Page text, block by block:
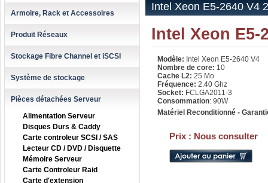
Armoire, Rack et Accessoires
Produit Réseaux
Stockage Fibre Channel et iSCSI
Système de stockage
Pièces détachées Serveur
Alimentation Serveur
Disques Durs & Caddy
Carte controleur SCSI / SAS
Lecteur CD / DVD / Disquette
Mémoire Serveur
Carte Controleur Raid
Carte d'extension
Intel Xeon E5-2640 V4
Intel Xeon E5-
Modèle: Intel Xeon E5-2640 V4
Nombre de core: 10
Cache L2: 25 Mo
Fréquence: 2.40 Ghz
Socket: FCLGA2011-3
Consommation: 90W
Matériel Reconditionné -
Prix : Nous consulter